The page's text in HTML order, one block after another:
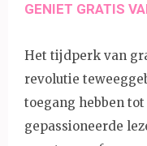
GENIET GRATIS
Het tijdperk van
revolutie
toegang hebben
gepassioneerde